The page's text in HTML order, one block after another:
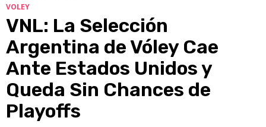
VOLEY
VNL: La Selección
Argentina de Vóley Cae
Ante Estados Unidos y
Queda Sin Chances de
Playoffs